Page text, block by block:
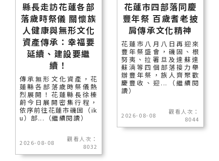
縣長走訪花蓮各部
落歲時祭儀 關懷族
人健康與無形文化
資產傳承：幸福要
延續、建設要繼
續！
傳承無形文化資產，花
蓮縣各部落歲時祭儀熱
烈展開！花蓮縣長徐榛
蔚今日展開密集行程，
依序前往花蓮市磯固（ik
u）部...（繼續閱讀）
2026-08-08
觀看人次：
8032
花蓮市四部落同慶
豐年祭 百歲耆老披
肩傳承文化精神
花蓮市八月八日再迎來
豐年祭盛會，磯固、根
努夷、拉署旦及達蘇達
蘇湳等四個部落接力舉
辦豐年祭，族人齊聚歡
慶豐收、迎...（繼續閱
讀）
2026-08-08
觀看人次：
8044